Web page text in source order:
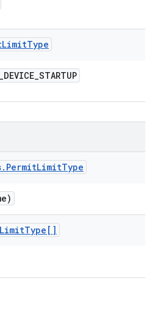
LimitType
_DEVICE_STARTUP
. PermitLimitType
LimitType[]